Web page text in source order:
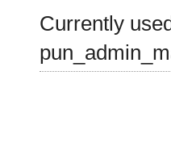
Currently